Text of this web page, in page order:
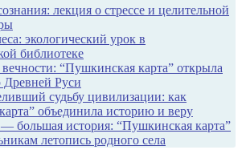
лекция о стрессе и целительной
экологический урок в
библиотеке
“Пушкинская карта” открыла
Руси
судьбу цивилизации: как
объединила историю и веру
большая история: “Пушкинская карта”
летопись родного села